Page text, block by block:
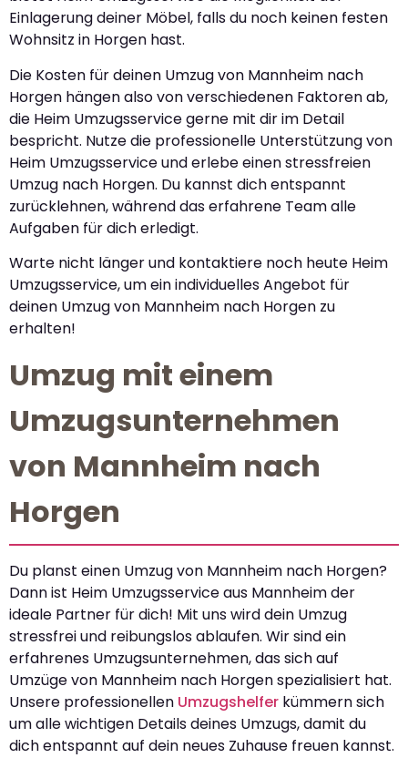
Einlagerung deiner Möbel, falls du noch keinen festen
Wohnsitz in Horgen hast.
Die Kosten für deinen Umzug von Mannheim nach
Horgen hängen also von verschiedenen Faktoren ab,
die Heim Umzugsservice gerne mit dir im Detail
bespricht. Nutze die professionelle Unterstützung von
Heim Umzugsservice und erlebe einen stressfreien
Umzug nach Horgen. Du kannst dich entspannt
zurücklehnen, während das erfahrene Team alle
Aufgaben für dich erledigt.
Warte nicht länger und kontaktiere noch heute Heim
Umzugsservice, um ein individuelles Angebot für
deinen Umzug von Mannheim nach Horgen zu
erhalten!
Umzug mit einem
Umzugsunternehmen
von Mannheim nach
Horgen
Du planst einen Umzug von Mannheim nach Horgen?
Dann ist Heim Umzugsservice aus Mannheim der
ideale Partner für dich! Mit uns wird dein Umzug
stressfrei und reibungslos ablaufen. Wir sind ein
erfahrenes Umzugsunternehmen, das sich auf
Umzüge von Mannheim nach Horgen spezialisiert hat.
Unsere professionellen Umzugshelfer kümmern sich
um alle wichtigen Details deines Umzugs, damit du
dich entspannt auf dein neues Zuhause freuen kannst.